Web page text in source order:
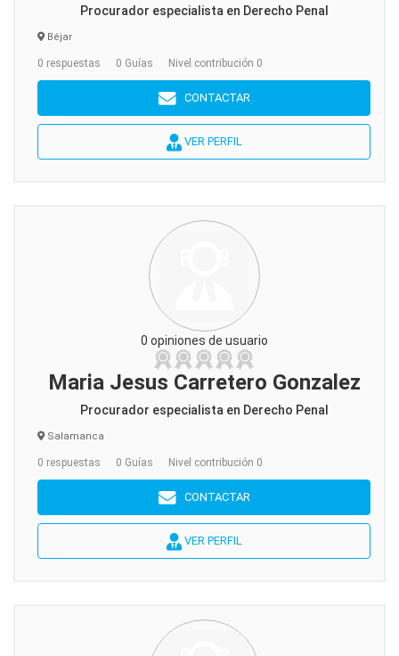
Procurador especialista en Derecho Penal
Béjar
0 respuestas 0 Guías Nivel contribución 0
CONTACTAR
VER PERFIL
0 opiniones de usuario
Maria Jesus Carretero Gonzalez
Procurador especialista en Derecho Penal
Salamanca
0 respuestas 0 Guías Nivel contribución 0
CONTACTAR
VER PERFIL